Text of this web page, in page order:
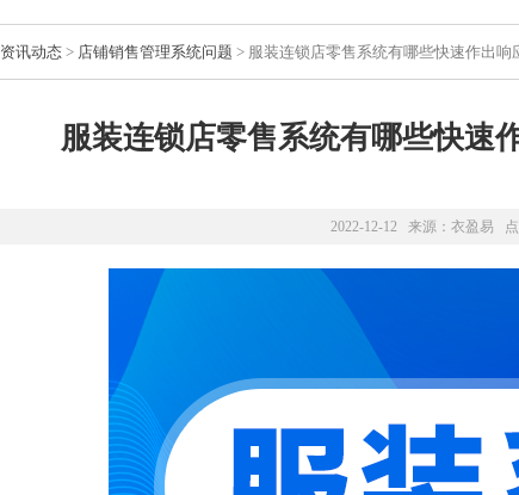
资讯动态 > 店铺销售管理系统问题 > 服装连锁店零售系统有哪些快速作出响
服装连锁店零售系统有哪些快速
2022-12-12 来源： 衣盈易 点